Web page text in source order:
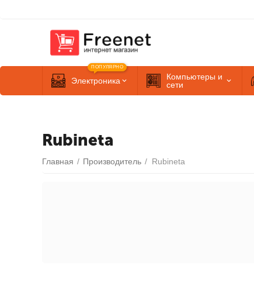
Электроника
ПОПУЛЯРНО
Компьютеры и
сети
Rubineta
Главная / Производитель / Rubineta